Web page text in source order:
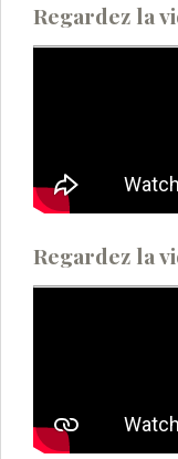
Regardez la
Regardez la